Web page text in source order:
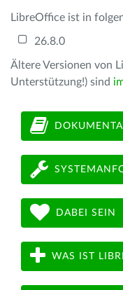
LibreOffice ist in
26.8.0
Ältere Versionen von
Unterstützung!) sind
DABEI SEIN
WAS IST